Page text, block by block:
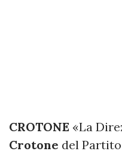
CROTONE «La
Crotone del